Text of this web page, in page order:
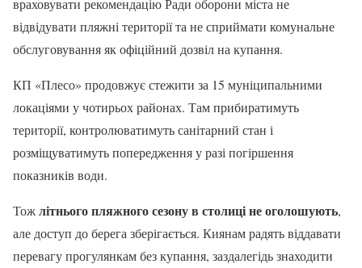
враховувати рекомендацію Ради оборони міста не
відвідувати пляжні території та не сприймати комунальне
обслуговування як офіційний дозвіл на купання.
КП «Плесо» продовжує стежити за 15 муніципальними
локаціями у чотирьох районах. Там прибиратимуть
території, контролюватимуть санітарний стан і
розміщуватимуть попередження у разі погіршення
показників води.
Тожлітнього пляжного сезону в столиці не оголошують,
але доступ до берега зберігається. Киянам радять віддавати
перевагу прогулянкам без купання, заздалегідь знаходити